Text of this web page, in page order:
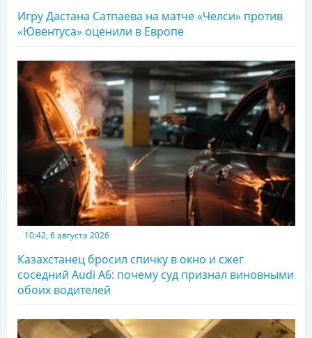
Игру Дастана Сатпаева на матче «Челси» против
«Ювентуса» оценили в Европе
10:42, 6 августа 2026
Казахстанец бросил спичку в окно и сжег
соседний Audi A6: почему суд признал виновными
обоих водителей